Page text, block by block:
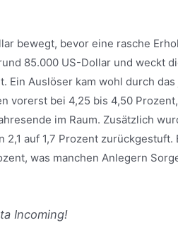
bewegt, bevor eine rasche
85.000 US-Dollar und weckt
Ein Auslöser kam wohl durch
vorerst bei 4,25 bis 4,50
im Raum. Zusätzlich
auf 1,7 Prozent zurückgestuft.
was manchen Anlegern
Incoming!